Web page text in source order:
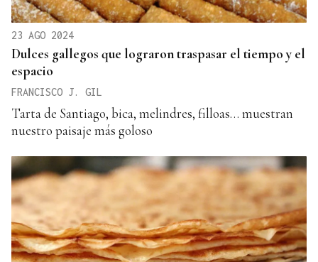
23 AGO 2024
Dulces gallegos que lograron traspasar el tiempo y el
espacio
FRANCISCO J. GIL
Tarta de Santiago, bica, melindres, filloas… muestran
nuestro paisaje más goloso